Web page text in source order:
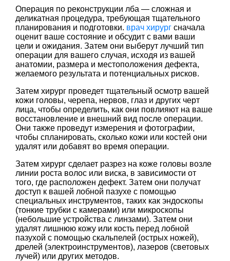
Операция по реконструкции лба — сложная и
деликатная процедура, требующая тщательного
планирования и подготовки. врач хирург сначала
оценит ваше состояние и обсудит с вами ваши
цели и ожидания. Затем они выберут лучший тип
операции для вашего случая, исходя из вашей
анатомии, размера и местоположения дефекта,
желаемого результата и потенциальных рисков.
Затем хирург проведет тщательный осмотр вашей
кожи головы, черепа, нервов, глаз и других черт
лица, чтобы определить, как они повлияют на ваше
восстановление и внешний вид после операции.
Они также проведут измерения и фотографии,
чтобы спланировать, сколько кожи или костей они
удалят или добавят во время операции.
Затем хирург сделает разрез на коже головы возле
линии роста волос или виска, в зависимости от
того, где расположен дефект. Затем они получат
доступ к вашей лобной пазухе с помощью
специальных инструментов, таких как эндоскопы
(тонкие трубки с камерами) или микроскопы
(небольшие устройства с линзами). Затем они
удалят лишнюю кожу или кость перед лобной
пазухой с помощью скальпелей (острых ножей),
дрелей (электроинструментов), лазеров (световых
лучей) или других методов.